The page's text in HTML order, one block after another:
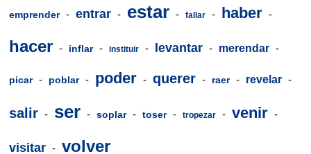
emprender - entrar - estar - fallar - haber -
hacer - inflar - instituir - levantar - merendar -
picar - poblar - poder - querer - raer - revelar -
salir - ser - soplar - toser - tropezar - venir -
visitar - volver